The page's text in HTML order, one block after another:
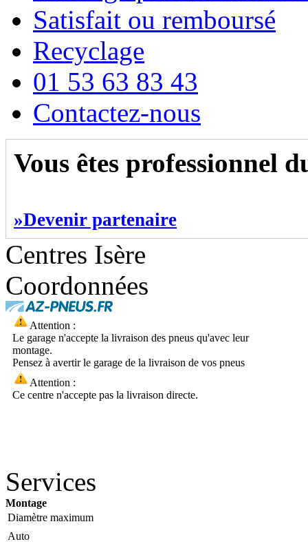
Satisfait ou remboursé
Recyclage
01 53 63 83 43
Contactez-nous
Vous êtes professionnel
»Devenir partenaire
Centres Isère
Coordonnées
Attention :
Le garage n'accepte la livraison des pneus qu'avec leur
montage.
Pensez à avertir le garage de la livraison de vos pneus
Attention :
Ce centre n'accepte pas la livraison directe.
Services
Montage
Diamètre maximum
Auto